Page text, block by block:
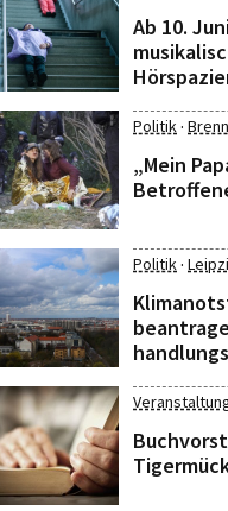
Ab 10.
Politik·
„Mein
Politik·